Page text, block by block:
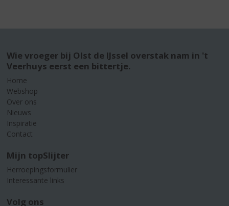
Wie vroeger bij Olst de IJssel overstak nam in 't
Veerhuys eerst een bittertje.
Home
Webshop
Over ons
Nieuws
Inspiratie
Contact
Mijn topSlijter
Herroepingsformulier
Interessante links
Volg ons